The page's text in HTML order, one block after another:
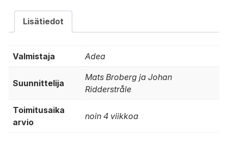
Lisätiedot
Valmistaja Adea
Suunnittelija
Mats Broberg ja Johan
Ridderstråle
Toimitusaika
arvio
noin 4 viikkoa